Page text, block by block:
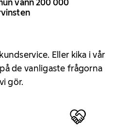
vann 200 000
Eller kika i vår
de vanligaste frågorna
gör.